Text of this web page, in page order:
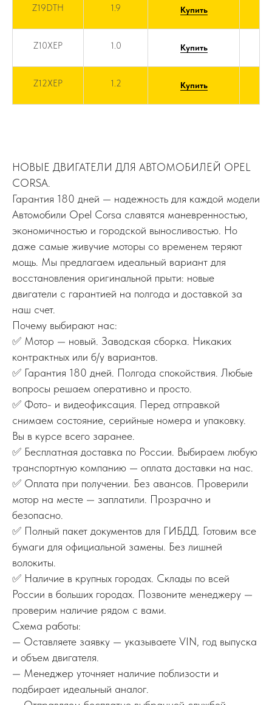
Z19DTH 1.9 Купить
Z10XEP 1.0 Купить
Z12XEP 1.2 Купить
НОВЫЕ ДВИГАТЕЛИ ДЛЯ АВТОМОБИЛЕЙ OPEL
CORSA.
Гарантия 180 дней — надежность для каждой модели
Автомобили Opel Corsa славятся маневренностью,
экономичностью и городской выносливостью. Но
даже самые живучие моторы со временем теряют
мощь. Мы предлагаем идеальный вариант для
восстановления оригинальной прыти: новые
двигатели с гарантией на полгода и доставкой за
наш счет.
Почему выбирают нас:
✅ Мотор — новый. Заводская сборка. Никаких
контрактных или б/у вариантов.
✅ Гарантия 180 дней. Полгода спокойствия. Любые
вопросы решаем оперативно и просто.
✅ Фото- и видеофиксация. Перед отправкой
снимаем состояние, серийные номера и упаковку.
Вы в курсе всего заранее.
✅ Бесплатная доставка по России. Выбираем любую
транспортную компанию — оплата доставки на нас.
✅ Оплата при получении. Без авансов. Проверили
мотор на месте — заплатили. Прозрачно и
безопасно.
✅ Полный пакет документов для ГИБДД. Готовим все
бумаги для официальной замены. Без лишней
волокиты.
✅ Наличие в крупных городах. Склады по всей
России в больших городах. Позвоните менеджеру —
проверим наличие рядом с вами.
Схема работы:
— Оставляете заявку — указываете VIN, год выпуска
и объем двигателя.
— Менеджер уточняет наличие поблизости и
подбирает идеальный аналог.